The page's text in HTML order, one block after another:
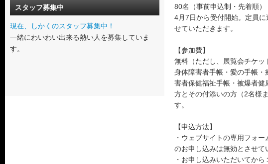
スタッフ募集中
現在、しかくのスタッフ募集中！
一緒にわいわい出来る熱い人を募集していま
す。
80名（事前申込制・先着順）
4月7日から受付開始。定員に
せていただきます。
【参加費】
無料（ただし、展覧会チケッ
身体障害者手帳・愛の手帳・
害者保健福祉手帳・被爆者健
方とその付添いの方（2名様
す。
【申込方法】
・ウェブサイトの専用フォ
のお申し込みは無効とさせて
・お申し込みいただいてか